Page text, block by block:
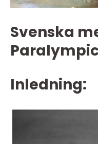
Svenska
Inledning: